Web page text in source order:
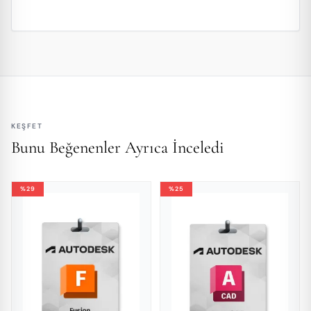
KEŞFET
Bunu Beğenenler Ayrıca İnceledi
%29 %25